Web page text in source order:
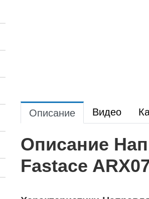
Описание Видео
Описание
Fastace